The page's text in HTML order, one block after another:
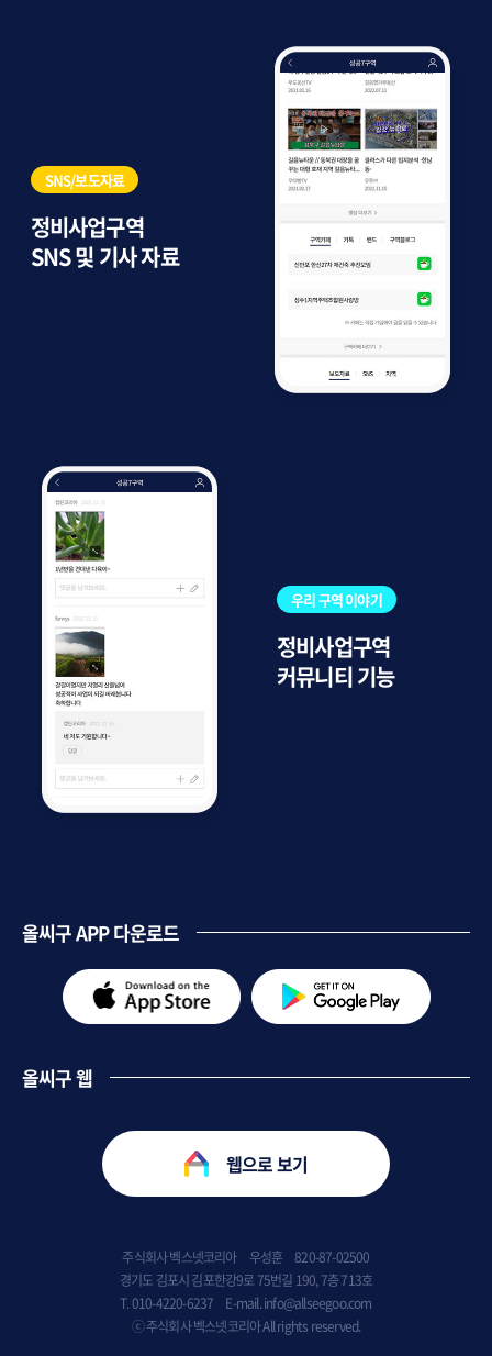
SNS/보도자료
정비사업구역
SNS 및 기사 자료
우리 구역 이야기
정비사업구역
커뮤니티 기능
올씨구 APP 다운로드
올씨구 웹
웹으로 보기
주식회사 벡스넷코리아     우성훈     820-87-02500
경기도 김포시 김포한강9로 75번길 190, 7층 713호
T. 010-4220-6237     E-mail. info@allseegoo.com
ⓒ 주식회사 벡스넷코리아 All rights reserved.